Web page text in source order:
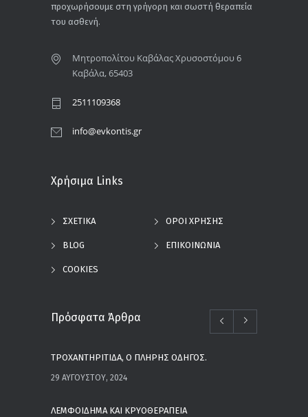
προχωρήσουμε στη γρήγορη και σωστή θεραπεία
του ασθενή.
Μητροπολίτου Καβάλας Χρυσοστόμου 6
Καβάλα, 65403
2511109368
info@evkontis.gr
Χρήσιμα Links
ΣΧΕΤΙΚΑ ΟΡΟΙ ΧΡΗΣΗΣ
BLOG ΕΠΙΚΟΙΝΩΝΙΑ
COOKIES
Πρόσφατα Άρθρα
ΤΡΟΧΑΝΤΗΡΙΤΙΔΑ, Ο ΠΛΗΡΗΣ ΟΔΗΓΟΣ.
29 ΑΥΓΟΎΣΤΟΥ, 2024
ΛΕΜΦΟΙΔΗΜΑ ΚΑΙ ΚΡΥΟΘΕΡΑΠΕΙΑ